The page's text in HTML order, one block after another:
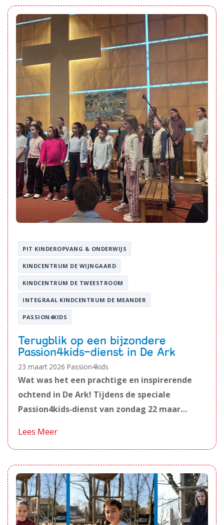
PIT KINDEROPVANG & ONDERWIJS
KINDCENTRUM DE WIJNGAARD
KINDCENTRUM DE TWEESTROOM
INTEGRAAL KINDCENTRUM DE MEANDER
PASSION4KIDS
Terugblik op een bijzondere
Passion4kids‑dienst in De Ark
23 maart 2026 Passion4kids
Wat was het een prachtige en inspirerende
ochtend in De Ark! Tijdens de speciale
Passion4kids‑dienst van zondag 22 maar…
Lees Meer